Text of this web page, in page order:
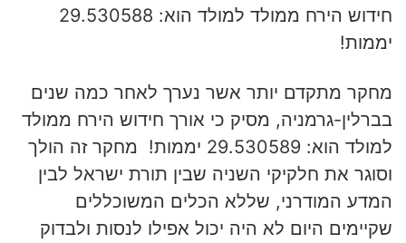
חידוש הירח ממולד למולד הוא: 29.530588
יממות!
מחקר מתקדם יותר אשר נערך לאחר כמה שנים
בברלין-גרמניה, מסיק כי אורך חידוש הירח ממולד
למולד הוא: 29.530589 יממות! מחקר זה הולך
וסוגר את חלקיקי השניה שבין תורת ישראל לבין
המדע המודרני, שללא הכלים המשוכללים
שקיימים היום לא היה יכול אפילו לנסות ולבדוק